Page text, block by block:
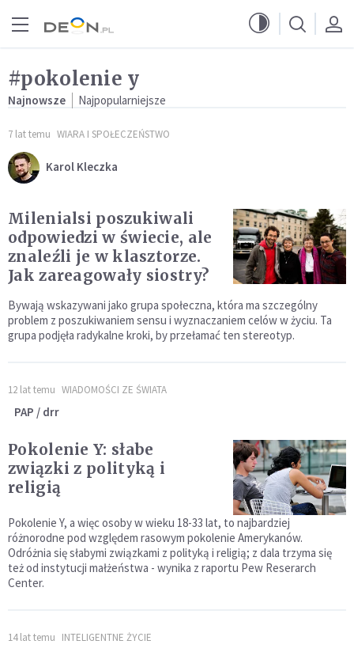
#pokolenie y
Najnowsze Najpopularniejsze
7 lat temu WIARA I SPOŁECZEŃSTWO
Karol Kleczka
Milenialsi poszukiwali
odpowiedzi w świecie, ale
znaleźli je w klasztorze.
Jak zareagowały siostry?
Bywają wskazywani jako grupa społeczna, która ma szczególny
problem z poszukiwaniem sensu i wyznaczaniem celów w życiu. Ta
grupa podjęła radykalne kroki, by przełamać ten stereotyp.
12 lat temu WIADOMOŚCI ZE ŚWIATA
PAP / drr
Pokolenie Y: słabe
związki z polityką i
religią
Pokolenie Y, a więc osoby w wieku 18-33 lat, to najbardziej
różnorodne pod względem rasowym pokolenie Amerykanów.
Odróżnia się słabymi związkami z polityką i religią; z dala trzyma się
też od instytucji małżeństwa - wynika z raportu Pew Reserarch
Center.
14 lat temu INTELIGENTNE ŻYCIE